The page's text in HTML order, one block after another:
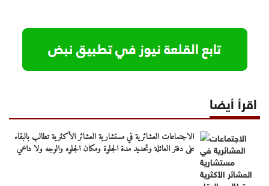
اقرأ أيضا
الاجتماعات العشائرية في مستشارية العشائر الأكثرية تطالب بالبقاء
على دفتر العائلة وتحديد مدة الجلوة ومكان الجلوه والوجه ولا داعي